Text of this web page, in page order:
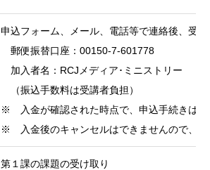
申込フォーム、メール、電話等で連絡後、受
郵便振替口座：00150-7-601778
加入者名：RCJメディア･ミニストリー
（振込手数料は受講者負担）
※ 入金が確認された時点で、申込手続きは完
※ 入金後のキャンセルはできませんので、あ
第１課の課題の受け取り